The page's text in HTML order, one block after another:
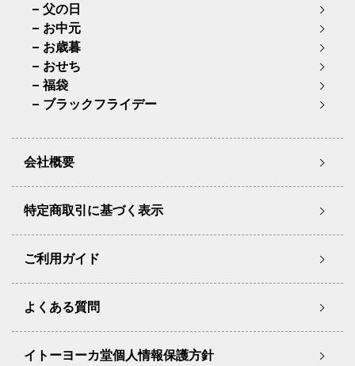
父の日
お中元
お歳暮
おせち
福袋
ブラックフライデー
会社概要
特定商取引に基づく表示
ご利用ガイド
よくある質問
イトーヨーカ堂個人情報保護方針